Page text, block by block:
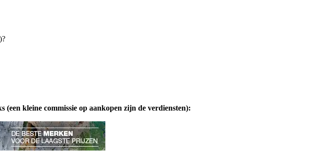
kleine commissie op aankopen zijn de verdiensten):